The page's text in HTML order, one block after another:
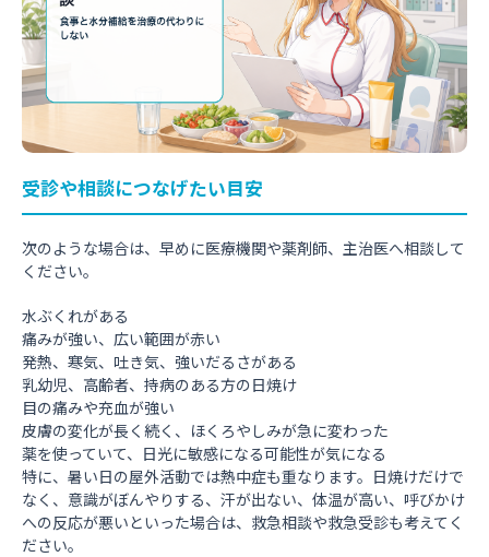
受診や相談につなげたい目安
次のような場合は、早めに医療機関や薬剤師、主治医へ相談して
ください。
水ぶくれがある
痛みが強い、広い範囲が赤い
発熱、寒気、吐き気、強いだるさがある
乳幼児、高齢者、持病のある方の日焼け
目の痛みや充血が強い
皮膚の変化が長く続く、ほくろやしみが急に変わった
薬を使っていて、日光に敏感になる可能性が気になる
特に、暑い日の屋外活動では熱中症も重なります。日焼けだけで
なく、意識がぼんやりする、汗が出ない、体温が高い、呼びかけ
への反応が悪いといった場合は、救急相談や救急受診も考えてく
ださい。